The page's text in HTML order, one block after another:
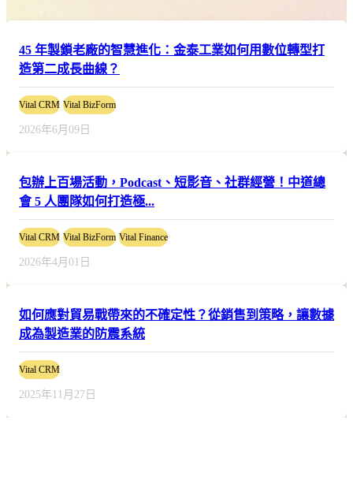
45 年製鎖老廠的智慧進化：金泰工業如何用數位轉型打
造第二成長曲線？
Vital CRM Vital BizForm
2026年6月09日
包辦上百場活動，Podcast、短影音、社群經營！中道總
會 5 人團隊如何打造極...
Vital CRM Vital BizForm Vital Finance
2026年4月01日
如何應對貿易戰帶來的不確定性？從銷售到策略，讓數據
成為製造業的防震系統
Vital CRM
2025年11月27日